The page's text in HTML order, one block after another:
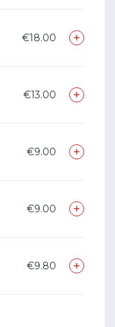
€18.00
€13.00
€9.00
€9.00
€9.80